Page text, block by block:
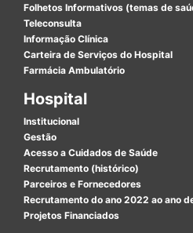
Folhetos Informativos (temas de
Teleconsulta
Informação Clínica
Carteira de Serviços do Hospital
Farmácia Ambulatório
Hospital
Institucional
Gestão
Acesso a Cuidados de Saúde
Recrutamento (histórico)
Parceiros e Fornecedores
Recrutamento do ano 2022 ao ano
Projetos Financiados